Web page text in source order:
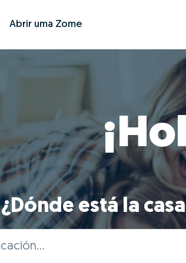
Abrir uma Zome
¿Dónde está la